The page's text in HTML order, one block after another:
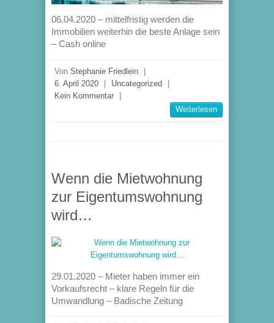
06.04.2020 – mittelfristig werden die
Immobilien weiterhin die beste Anlage sein
– Cash online
Von Stephanie Friedlein
6. April 2020
Uncategorized
Kein Kommentar
Weiterlesen
Wenn die Mietwohnung
zur Eigentumswohnung
wird…
29.01.2020 – Mieter haben immer ein
Vorkaufsrecht – klare Regeln für die
Umwandlung – Badische Zeitung